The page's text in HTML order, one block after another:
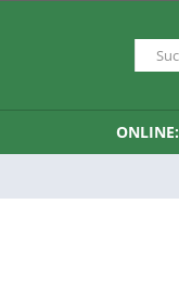
ONLINE: